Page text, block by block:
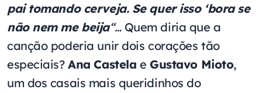
pai tomando cerveja. Se quer isso ‘bora se
não nem me beija“…Quem diria que a
canção poderia unir dois corações tão
especiais?Ana Castela e Gustavo Mioto,
um dos casais mais queridinhos do